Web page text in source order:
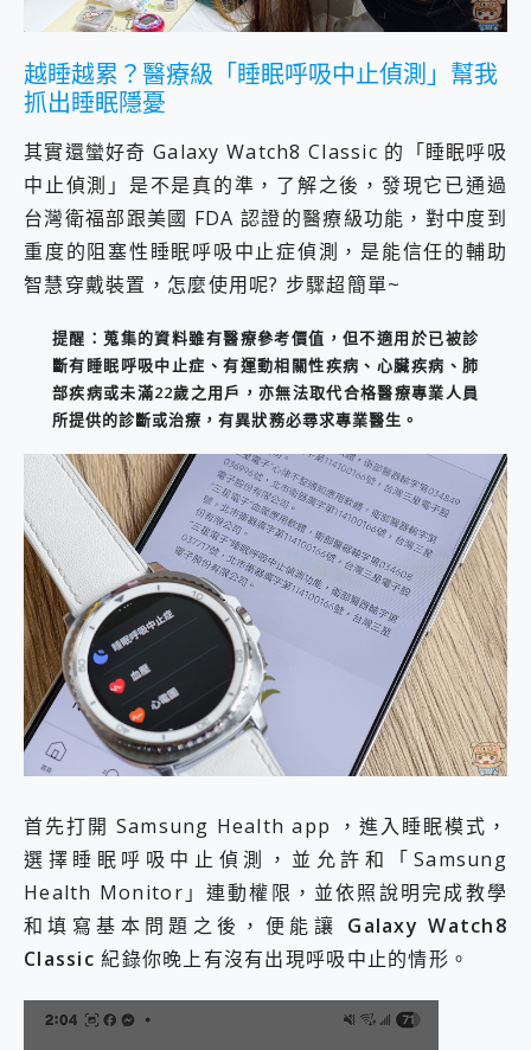
越睡越累？醫療級「睡眠呼吸中止偵測」幫我
抓出睡眠隱憂
其實還蠻好奇 Galaxy Watch8 Classic 的「睡眠呼吸
中止偵測」是不是真的準，了解之後，發現它已通過
台灣衛福部跟美國 FDA 認證的醫療級功能，對中度到
重度的阻塞性睡眠呼吸中止症偵測，是能信任的輔助
智慧穿戴裝置，怎麼使用呢? 步驟超簡單~
提醒：蒐集的資料雖有醫療參考價值，但不適用於已被診
斷有睡眠呼吸中止症、有運動相關性疾病、心臟疾病、肺
部疾病或未滿22歲之用戶，亦無法取代合格醫療專業人員
所提供的診斷或治療，有異狀務必尋求專業醫生。
首先打開 Samsung Health app ，進入睡眠模式，
選擇睡眠呼吸中止偵測，並允許和「Samsung
Health Monitor」連動權限，並依照說明完成教學
和填寫基本問題之後，便能讓 Galaxy Watch8
Classic 紀錄你晚上有沒有出現呼吸中止的情形。